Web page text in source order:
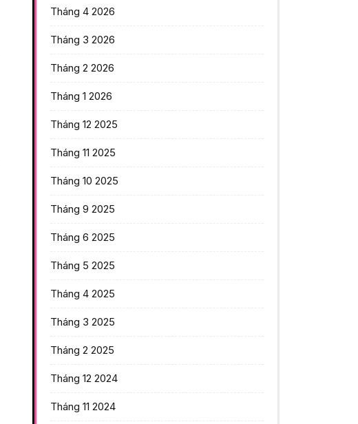
Tháng 4 2026
Tháng 3 2026
Tháng 2 2026
Tháng 1 2026
Tháng 12 2025
Tháng 11 2025
Tháng 10 2025
Tháng 9 2025
Tháng 6 2025
Tháng 5 2025
Tháng 4 2025
Tháng 3 2025
Tháng 2 2025
Tháng 12 2024
Tháng 11 2024